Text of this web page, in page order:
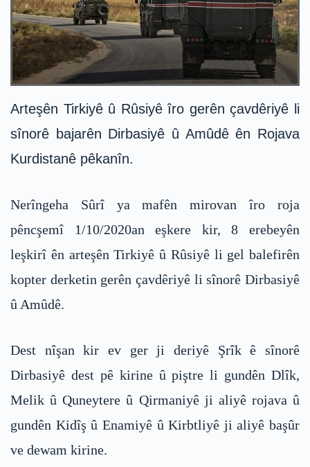
Arteşên Tirkiyê û Rûsiyê îro gerên çavdêriyê li
sînorê bajarên Dirbasiyê û Amûdê ên Rojava
Kurdistanê pêkanîn.
Nerîngeha Sûrî ya mafên mirovan îro roja
pêncşemî 1/10/2020an eşkere kir, 8 erebeyên
leşkirî ên arteşên Tirkiyê û Rûsiyê li gel balefirên
kopter derketin gerên çavdêriyê li sînorê Dirbasiyê
û Amûdê.
Dest nîşan kir ev ger ji deriyê Şrîk ê sînorê
Dirbasiyê dest pê kirine û piştre li gundên Dlîk,
Melik û Quneytere û Qirmaniyê ji aliyê rojava û
gundên Kidîş û Enamiyê û Kirbtliyê ji aliyê başûr
ve dewam kirine.